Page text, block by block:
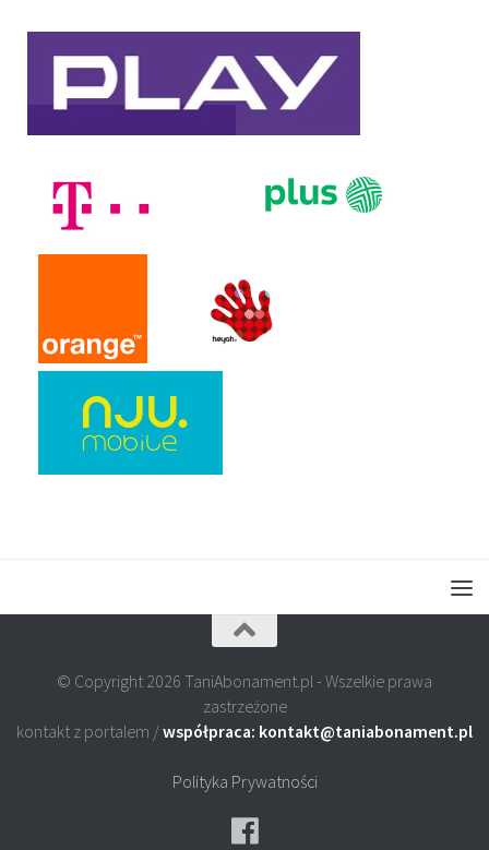
© Copyright 2026 TaniAbonament.pl - Wszelkie prawa
zastrzeżone
kontakt z portalem /współpraca: kontakt@taniabonament.pl
Polityka Prywatności